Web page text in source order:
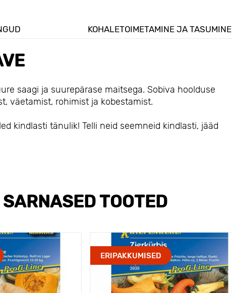
KOHALETOIMETAMINE JA TASUMINE
saagi ja suurepärase maitsega. Sobiva hoolduse
väetamist, rohimist ja kobestamist.
kindlasti tänulik! Telli neid seemneid kindlasti, jääd
SARNASED TOOTED
ERIPAKKUMISED